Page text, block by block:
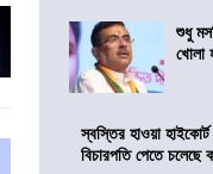
শুধু
খোলা
স্বস্তির হাওয়া
বিচারপতি পেতে চলেছে